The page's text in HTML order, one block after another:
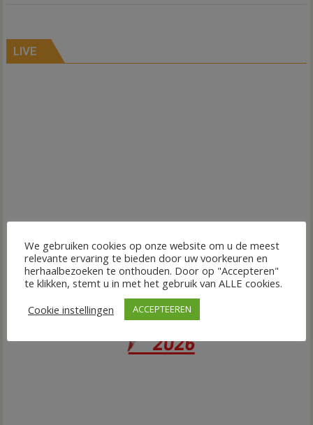
LIVE
We gebruiken cookies op onze website om u de meest
relevante ervaring te bieden door uw voorkeuren en
herhaalbezoeken te onthouden. Door op "Accepteren"
te klikken, stemt u in met het gebruik van ALLE cookies.
Cookie instellingen
ACCEPTEEREN